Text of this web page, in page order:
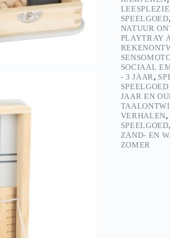
SPEELGOED,
NATUUR
PLAYTRAY
SOCIAAL
- 3 JAAR,
JAAR EN
VERHALEN,
SPEELGOED,
ZAND- EN
ZOMER